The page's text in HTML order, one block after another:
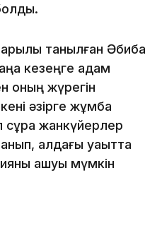
танылған Әбиба
кезеңге қадам
оның жүрегін
әзірге жұмбақ
сұрақ жанкүйерлер
алдағы уақытта
ашуы мүмкін